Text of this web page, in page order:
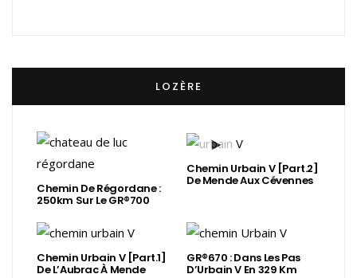
LOZÈRE
Chemin De Régordane :
250km Sur Le GR®700
Chemin Urbain V [Part.2]
De Mende Aux Cévennes
Chemin Urbain V [Part.1]
De L’Aubrac À Mende
GR®670 : Dans Les Pas
D’Urbain V En 329 Km